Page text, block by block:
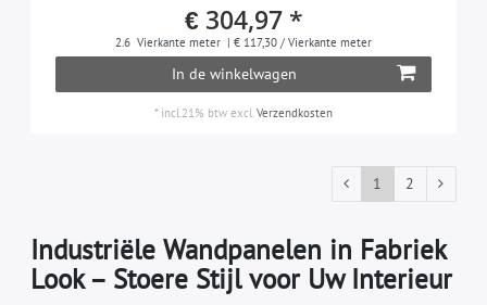
€ 304,97 *
2.6 Vierkante meter | € 117,30 / Vierkante meter
In de winkelwagen
* incl.21% btw excl. Verzendkosten
1 2
Industriële Wandpanelen in Fabriek
Look – Stoere Stijl voor Uw Interieur